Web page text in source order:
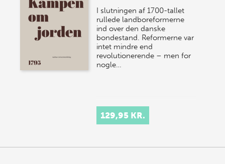
I slutningen af 1700-tallet
rullede landboreformerne
ind over den danske
bondestand. Reformerne var
intet mindre end
revolutionerende – men for
nogle…
129,95 KR.